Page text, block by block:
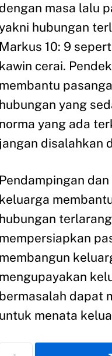
dengan masa lalu
hubungan
Markus 10: 9
kawin cerai.
membantu
hubungan yang
norma yang ada
jangan disalahkan
Pendampingan
keluarga
hubungan
mempersiapkan
membangun
mengupayakan
bermasalah dapat
untuk menata